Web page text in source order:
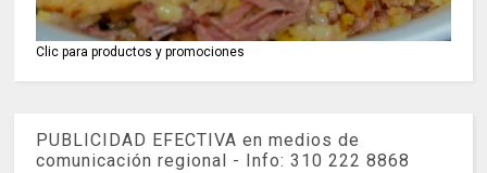
Clic para productos y promociones
PUBLICIDAD EFECTIVA en medios de
comunicación regional - Info: 310 222 8868